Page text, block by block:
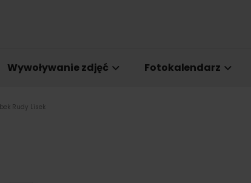
Wywoływanie zdjęć Fotokalendarz
Rudy Lisek